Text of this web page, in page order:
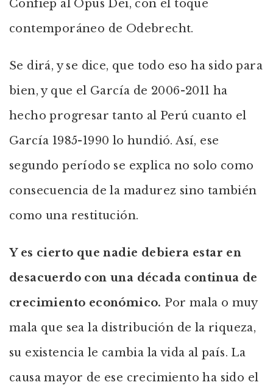
Confiep al Opus Dei, con el toque
contemporáneo de Odebrecht.
Se dirá, y se dice, que todo eso ha sido para
bien, y que el García de 2006-2011 ha
hecho progresar tanto al Perú cuanto el
García 1985-1990 lo hundió. Así, ese
segundo período se explica no solo como
consecuencia de la madurez sino también
como una restitución.
Y es cierto que nadie debiera estar en
desacuerdo con una década continua de
crecimiento económico. Por mala o muy
mala que sea la distribución de la riqueza,
su existencia le cambia la vida al país. La
causa mayor de ese crecimiento ha sido el